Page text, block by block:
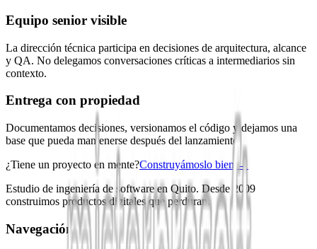
Equipo senior visible
La dirección técnica participa en decisiones de arquitectura, alcance
y QA. No delegamos conversaciones críticas a intermediarios sin
contexto.
Entrega con propiedad
Documentamos decisiones, versionamos el código y dejamos una
base que pueda mantenerse después del lanzamiento.
¿Tiene un proyecto en mente?Construyámoslo bien.→
Estudio de ingeniería de software en Quito. Desde 2009
construimos productos digitales que perduran.
Navegación